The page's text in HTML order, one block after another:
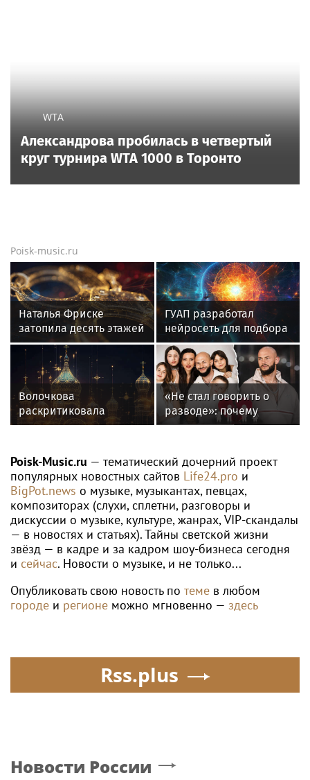
WTA
Александрова пробилась в четвертый
круг турнира WTA 1000 в Торонто
Poisk-music.ru
Наталья Фриске
затопила десять этажей
в Москве, соседи
подали в суд
ГУАП разработал
нейросеть для подбора
обуви по фото стопы
Волочкова
раскритиковала
концерт Билана в
организацию
«Не стал говорить о
разводе»: почему
Джиган после
неожиданно сделал
главным своих детей
Poisk-Music.ru — тематический дочерний проект
популярных новостных сайтов Life24.pro и
BigPot.news о музыке, музыкантах, певцах,
композиторах (слухи, сплетни, разговоры и
дискуссии о музыке, культуре, жанрах, VIP-скандалы
— в новостях и статьях). Тайны светской жизни
звёзд — в кадре и за кадром шоу-бизнеса сегодня
и сейчас. Новости о музыке, и не только...
Опубликовать свою новость по теме в любом
городе и регионе можно мгновенно — здесь
Rss.plus
Новости России